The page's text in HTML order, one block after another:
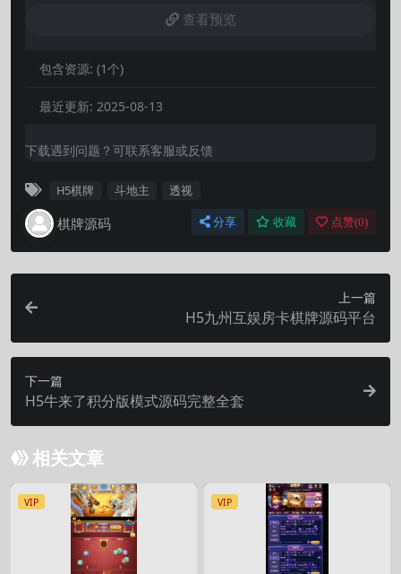
查看预览
包含资源: (1个)
最近更新: 2025-08-13
下载遇到问题？可联系客服或反馈
H5棋牌 斗地主 透视
棋牌源码 分享 收藏 点赞(0)
上一篇
H5九州互娱房卡棋牌源码平台
下一篇
H5牛来了积分版模式源码完整全套
相关文章
VIP VIP